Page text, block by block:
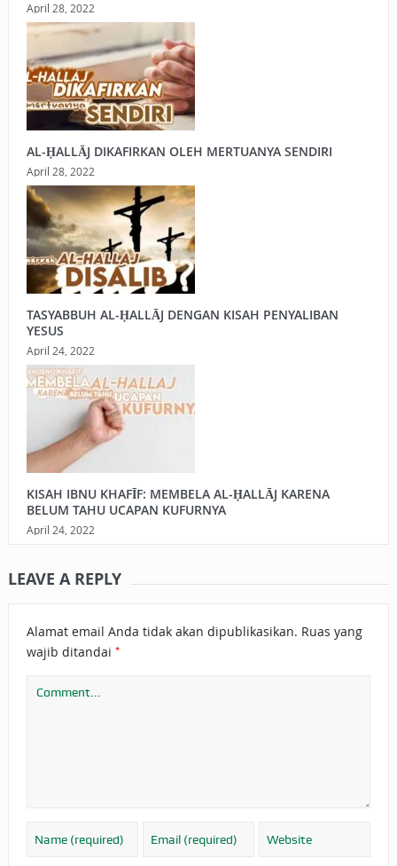
April 28, 2022
AL-ḤALLĀJ DIKAFIRKAN OLEH MERTUANYA SENDIRI
April 28, 2022
TASYABBUH AL-ḤALLĀJ DENGAN KISAH PENYALIBAN
YESUS
April 24, 2022
KISAH IBNU KHAFĪF: MEMBELA AL-ḤALLĀJ KARENA
BELUM TAHU UCAPAN KUFURNYA
April 24, 2022
LEAVE A REPLY
Alamat email Anda tidak akan dipublikasikan. Ruas yang
wajib ditandai *